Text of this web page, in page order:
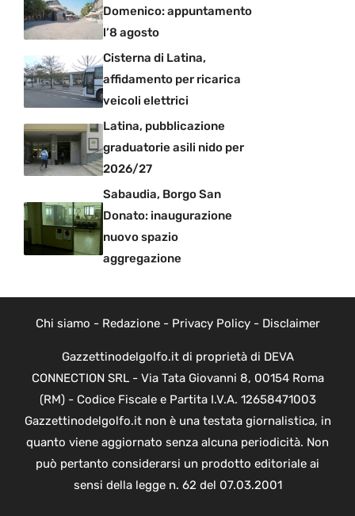
Domenico: appuntamento
l’8 agosto
Cisterna di Latina,
affidamento per ricarica
veicoli elettrici
Latina, pubblicazione
graduatorie asili nido per
2026/27
Sabaudia, Borgo San
Donato: inaugurazione
nuovo spazio
aggregazione
Chi siamo - Redazione- Privacy Policy- Disclaimer
Gazzettinodelgolfo.it di proprietà di DEVA
CONNECTION SRL - Via Tata Giovanni 8, 00154 Roma
(RM) - Codice Fiscale e Partita I.V.A. 12658471003
Gazzettinodelgolfo.it non è una testata giornalistica, in
quanto viene aggiornato senza alcuna periodicità. Non
può pertanto considerarsi un prodotto editoriale ai
sensi della legge n. 62 del 07.03.2001